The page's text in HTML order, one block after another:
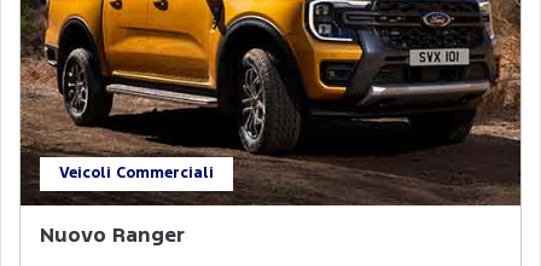
Veicoli Commerciali
Nuovo Ranger